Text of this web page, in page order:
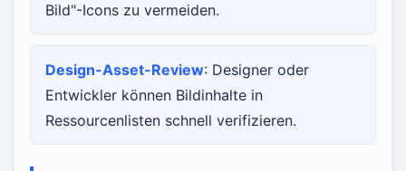
Bild"-Icons zu vermeiden.
Design-Asset-Review: Designer oder
Entwickler können Bildinhalte in
Ressourcenlisten schnell verifizieren.